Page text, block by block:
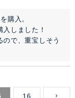
購入。
しました！
で、重宝しそう
16